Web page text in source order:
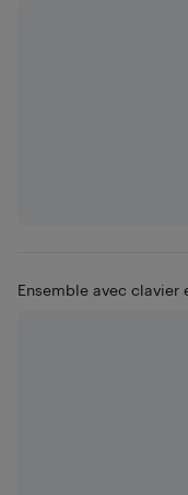
Ensemble avec clavier